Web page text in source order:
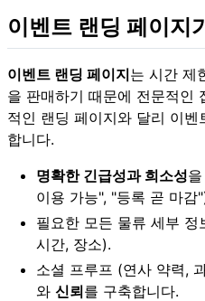
이벤트 랜딩 페이지
이벤트 랜딩 페이지는 시간 제
을 판매하기 때문에 전문적인
적인 랜딩 페이지와 달리 이
합니다.
명확한 긴급성과 희소성
이용 가능", "등록 곧 마감
필요한 모든 물류 세부 정
시간, 장소).
소셜 프루프 (연사 약력,
와 신뢰를 구축합니다.